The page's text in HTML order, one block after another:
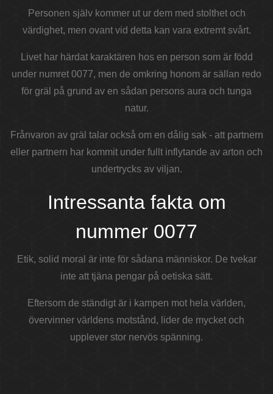
Personen själv kommer ut ur dem med stolthet och
värdighet, men ovant vid detta kan vara extremt svårt.
Livet har härdat karaktären hos en person som är född
under numret 0077, men de omkring honom är sällan redo
för gräl på grund av en sådan persons aura och tunga
natur.
Frånvaron av gräl talar också om en dålig sak - att partnern
eller partnern har kommit under fullt inflytande av arton och
undertrycks av viljan.
Intressanta fakta om
nummer 0077
Etik, solid moral är inte för sådana människor. De tvekar
inte att tjäna pengar på oetiska sätt.
Eftersom de ständigt är i kampen mot hela världen,
övervinner världens motstånd, lider de mycket och
upplever stor nervös spänning.